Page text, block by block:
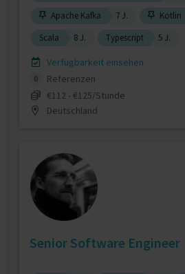
Apache Kafka
7 J. Kotlin
Scala
8 J. Typescript 5 J.
Verfügbarkeit einsehen
0
Referenzen
€112 - €125/Stunde
Deutschland
Senior Software Engineer